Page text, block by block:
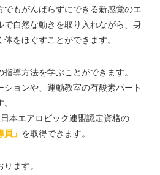
もがんばらずにできる新感覚のエ
で自然な動きを取り入れながら、身
をほぐすことができます。
導方法を学ぶことができます。
ョンや、運動教室の有酸素パート
本エアロビック連盟認定資格の
」 を取得できます。
ます。